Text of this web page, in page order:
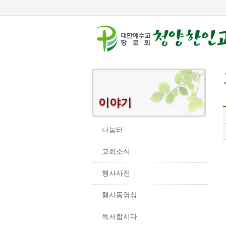
이야기
나눔터
교회소식
행사사진
행사동영상
독서합시다